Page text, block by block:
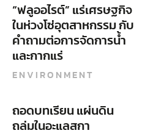
“ฟลูออไรต์” แร่เศรษฐกิจ
ในห่วงโซ่อุตสาหกรรม กับ
คำถามต่อการจัดการน้ำ
และกากแร่
ENVIRONMENT
ถอดบทเรียน แผ่นดิน
ถล่มในอะแลสกา